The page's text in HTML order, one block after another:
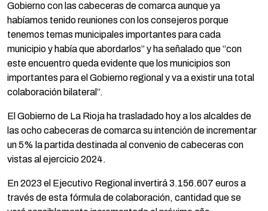
Gobierno con las cabeceras de comarca aunque ya
habíamos tenido reuniones con los consejeros porque
tenemos temas municipales importantes para cada
municipio y había que abordarlos” y ha señalado que “con
este encuentro queda evidente que los municipios son
importantes para el Gobierno regional y va a existir una total
colaboración bilateral”.
El Gobierno de La Rioja ha trasladado hoy a los alcaldes de
las ocho cabeceras de comarca su intención de incrementar
un 5% la partida destinada al convenio de cabeceras con
vistas al ejercicio 2024.
En 2023 el Ejecutivo Regional invertirá 3.156.607 euros a
través de esta fórmula de colaboración, cantidad que se